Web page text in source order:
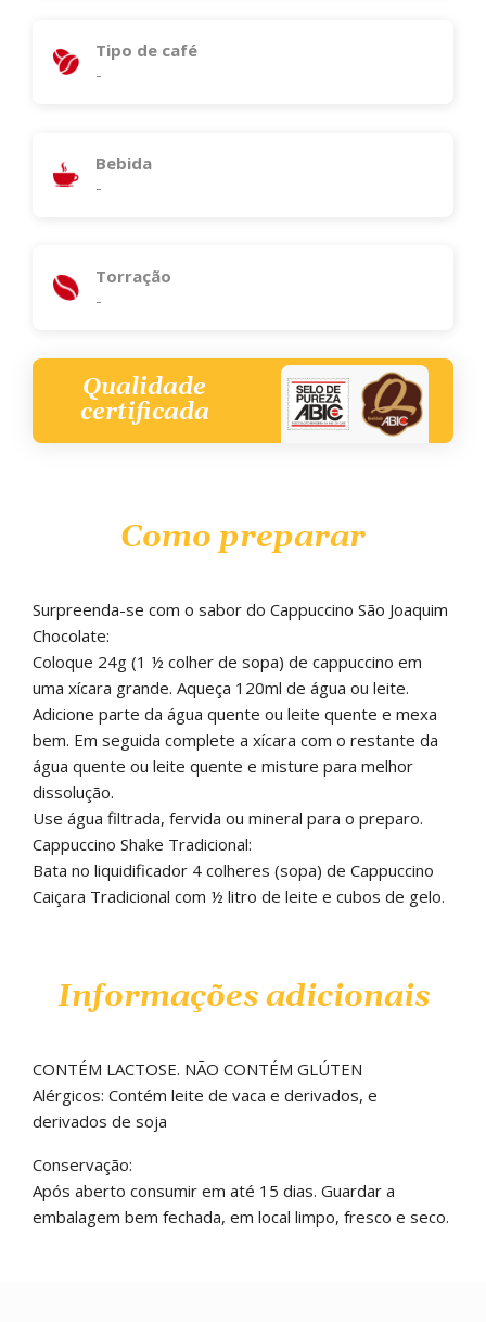
Tipo de café
-
Bebida
-
Torração
-
Qualidade
certificada
Como preparar
Surpreenda-se com o sabor do Cappuccino São Joaquim
Chocolate:
Coloque 24g (1 ½ colher de sopa) de cappuccino em
uma xícara grande. Aqueça 120ml de água ou leite.
Adicione parte da água quente ou leite quente e mexa
bem. Em seguida complete a xícara com o restante da
água quente ou leite quente e misture para melhor
dissolução.
Use água filtrada, fervida ou mineral para o preparo.
Cappuccino Shake Tradicional:
Bata no liquidificador 4 colheres (sopa) de Cappuccino
Caiçara Tradicional com ½ litro de leite e cubos de gelo.
Informações adicionais
CONTÉM LACTOSE. NÃO CONTÉM GLÚTEN
Alérgicos: Contém leite de vaca e derivados, e
derivados de soja
Conservação:
Após aberto consumir em até 15 dias. Guardar a
embalagem bem fechada, em local limpo, fresco e seco.